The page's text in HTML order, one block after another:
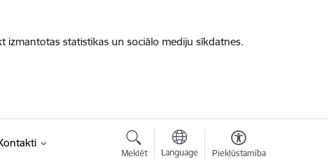
izmantotas statistikas un sociālo mediju sīkdatnes.
Meklēt Language Piekļūstamība